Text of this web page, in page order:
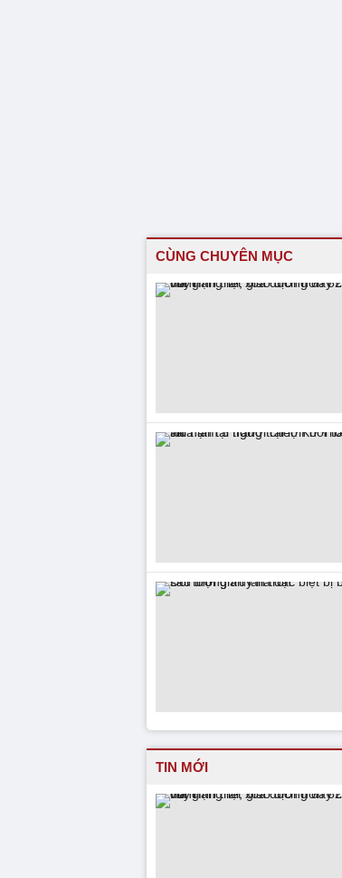
CÙNG CHUYÊN MỤC
TIN MỚI